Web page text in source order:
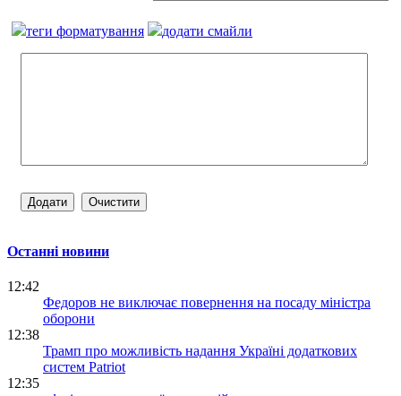
теги форматування додати смайли
Останні новини
12:42
Федоров не виключає повернення на посаду міністра
оборони
12:38
Трамп про можливість надання Україні додаткових
систем Patriot
12:35